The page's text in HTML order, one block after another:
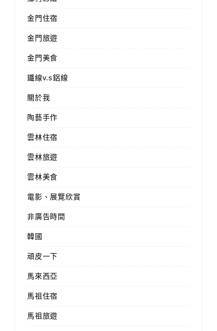
金門住宿
金門旅遊
金門美食
鐵線v.s鋁線
關於我
陶藝手作
雲林住宿
雲林旅遊
雲林美食
電影、展覽欣賞
非廣告時間
韓國
頑皮一下
馬來西亞
馬祖住宿
馬祖旅遊